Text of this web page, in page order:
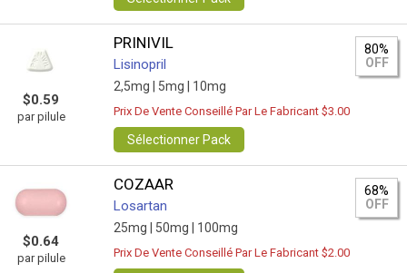
$0.59
par pilule
PRINIVIL
Lisinopril
2,5mg | 5mg | 10mg
80%
OFF
Prix De Vente Conseillé Par Le Fabricant $3.00
Sélectionner Pack
$0.64
par pilule
COZAAR
Losartan
25mg | 50mg | 100mg
68%
OFF
Prix De Vente Conseillé Par Le Fabricant $2.00